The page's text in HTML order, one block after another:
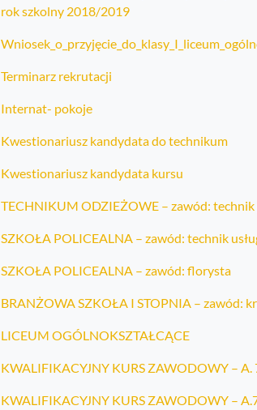
rok szkolny 2018/2019
Terminarz rekrutacji
Internat- pokoje
Kwestionariusz kandydata do technikum
Kwestionariusz kandydata kursu
TECHNIKUM ODZIEŻOWE – zawód: technik
SZKOŁA POLICEALNA – zawód: technik
SZKOŁA POLICEALNA – zawód: florysta
BRANŻOWA SZKOŁA I STOPNIA – zawód:
LICEUM OGÓLNOKSZTAŁCĄCE
KWALIFIKACYJNY KURS ZAWODOWY – A.
KWALIFIKACYJNY KURS ZAWODOWY –